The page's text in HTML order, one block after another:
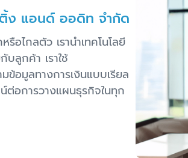
ง แอนด์ ออดิท จํากัด
อไกลตัว เรานำเทคโนโลยี
บลูกค้า เราใช้
ข้อมูลทางการเงินแบบเรียล
ต่อการวางแผนธุรกิจในทุก